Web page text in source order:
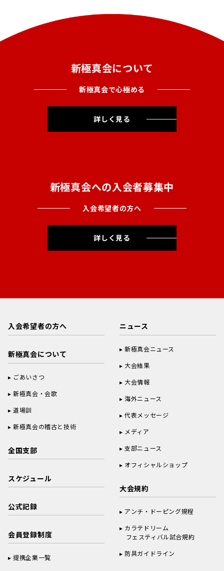
新極真会について
新極真会で心極める
詳しく見る
新極真会への入会者募集中
入会希望者の方へ
詳しく見る
入会希望者の方へ
新極真会について
ごあいさつ
新極真会・会歌
道場訓
新極真会の稽古と技術
全国支部
スケジュール
公式記録
会員登録制度
提携企業一覧
ニュース
新極真会ニュース
大会結果
大会情報
海外ニュース
代表メッセージ
メディア
支部ニュース
オフィシャルショップ
大会規約
アンチ・ドーピング規程
カラテドリーム
フェスティバル試合規約
防具ガイドライン